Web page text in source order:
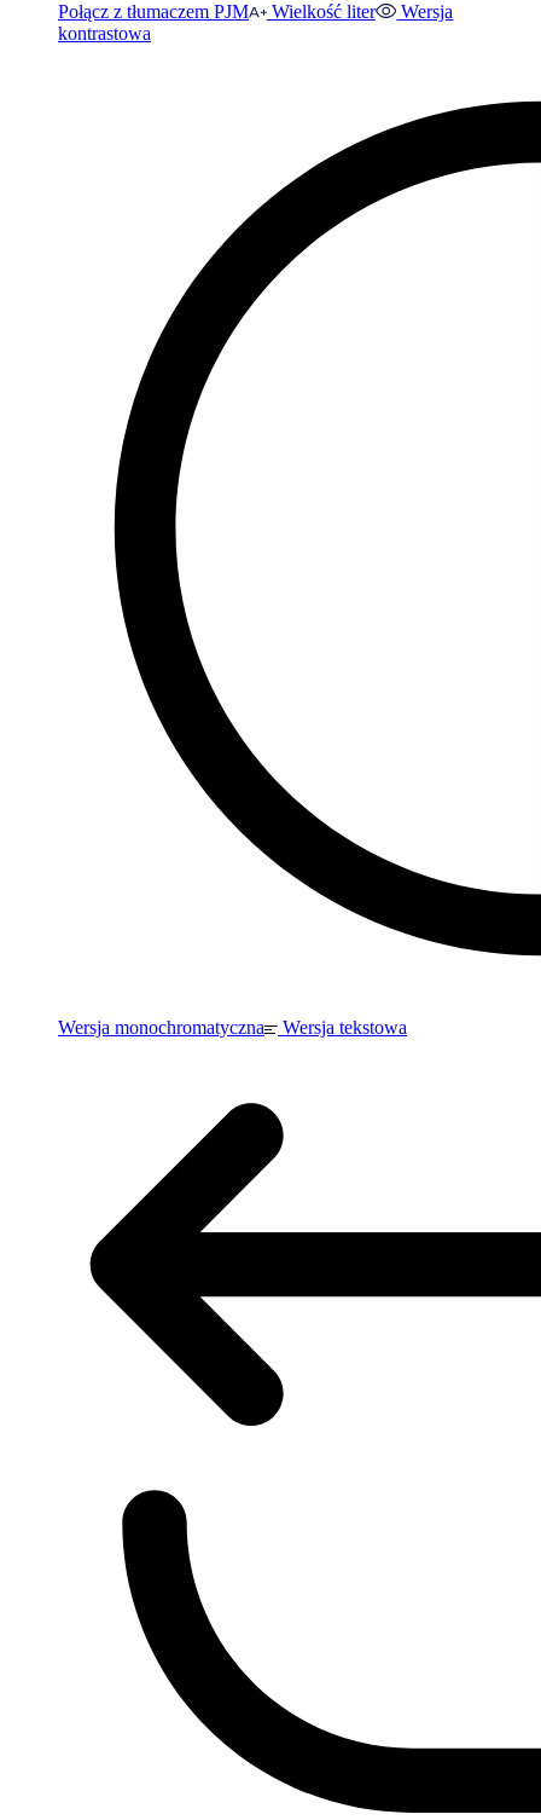
Połącz z tłumaczem PJM Wielkość liter
Wersja
kontrastowa
Wersja monochromatyczna Wersja tekstowa